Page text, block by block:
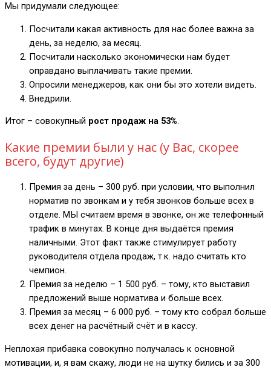
Мы придумали следующее:
Посчитали какая активность для нас более важна за
день, за неделю, за месяц.
Посчитали насколько экономически нам будет
оправдано выплачивать такие премии.
Опросили менеджеров, как они бы это хотели видеть.
Внедрили.
Итог – совокупный рост продаж на 53%.
Какие премии были у нас (у Вас, скорее
всего, будут другие)
Премия за день – 300 руб. при условии, что выполнил
норматив по звонкам и у тебя звонков больше всех в
отделе. МЫ считаем время в звонке, он же телефонный
трафик в минутах. В конце дня выдаётся премия
наличными. Этот факт также стимулирует работу
руководителя отдела продаж, т.к. надо считать кто
чемпион.
Премия за неделю – 1 500 руб. – тому, кто выставил
предложений выше норматива и больше всех.
Премия за месяц – 6 000 руб. – тому кто собрал больше
всех денег на расчётный счёт и в кассу.
Неплохая прибавка совокупно получалась к основной
мотивации, и, я вам скажу, люди не на шутку бились и за 300